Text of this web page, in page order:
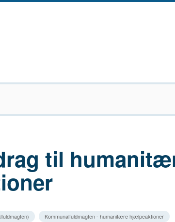
til
Kommunalfuldmagten - humanitære hjælpeaktioner